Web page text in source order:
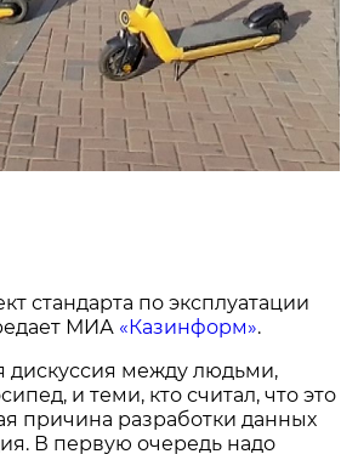
стандарта по эксплуатации
МИА «Казинформ».
дискуссия между людьми,
и теми, кто считал, что это
причина разработки данных
В первую очередь надо